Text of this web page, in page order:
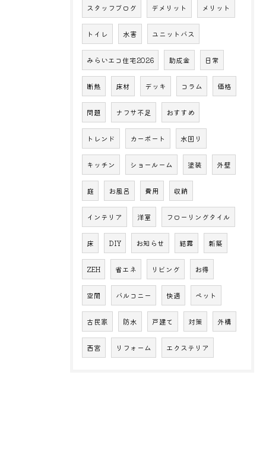
スタッフブログ デメリット メリット
トイレ 水害 ユニットバス
みらいエコ住宅2026 助成金 日常
断熱 床材 デッキ コラム 価格
問題 ナフサ不足 おすすめ
トレンド カーポート 水回り
キッチン ショールーム 塗装 外壁
庭 お風呂 費用 収納
インテリア 洋室 フローリングタイル
床 DIY お知らせ 結露 新築
ZEH 省エネ リビング お得
空間 バルコニー 快適 ペット
古民家 防水 戸建て 対策 外構
西宮 リフォーム エクステリア